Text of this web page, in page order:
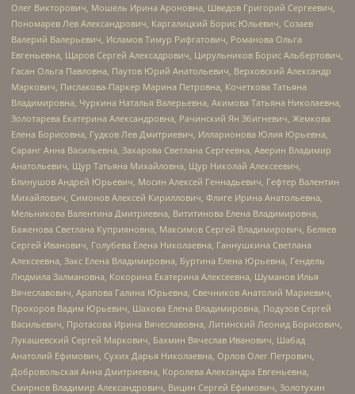
Олег Викторович, Мошель Ирина Ароновна, Шведов Григорий Сергеевич,
Пономарев Лев Александрович, Каргалицкий Борис Юльевич, Созаев
Валерий Валерьевич, Исламов Тимур Рифгатович, Романова Ольга
Евгеньевна, Щаров Сергей Алексадрович, Цирульников Борис Альбертович,
Гасан Ольга Павловна, Паутов Юрий Анатольевич, Верховский Александр
Маркович, Пислакова-Паркер Марина Петровна, Кочеткова Татьяна
Владимировна, Чуркина Наталья Валерьевна, Акимова Татьяна Николаевна,
Золотарева Екатерина Александровна, Рачинский Ян Збигневич, Жемкова
Елена Борисовна, Гудков Лев Дмитриевич, Илларионова Юлия Юрьевна,
Саранг Анна Васильевна, Захарова Светлана Сергеевна, Аверин Владимир
Анатольевич, Щур Татьяна Михайловна, Щур Николай Алексеевич,
Блинушов Андрей Юрьевич, Мосин Алексей Геннадьевич, Гефтер Валентин
Михайлович, Симонов Алексей Кириллович, Флиге Ирина Анатольевна,
Мельникова Валентина Дмитриевна, Вититинова Елена Владимировна,
Баженова Светлана Куприяновна, Максимов Сергей Владимирович, Беляев
Сергей Иванович, Голубева Елена Николаевна, Ганнушкина Светлана
Алексеевна, Закс Елена Владимировна, Буртина Елена Юрьевна, Гендель
Людмила Залмановна, Кокорина Екатерина Алексеевна, Шуманов Илья
Вячеславович, Арапова Галина Юрьевна, Свечников Анатолий Мариевич,
Прохоров Вадим Юрьевич, Шахова Елена Владимировна, Подузов Сергей
Васильевич, Протасова Ирина Вячеславовна, Литинский Леонид Борисович,
Лукашевский Сергей Маркович, Бахмин Вячеслав Иванович, Шабад
Анатолий Ефимович, Сухих Дарья Николаевна, Орлов Олег Петрович,
Добровольская Анна Дмитриевна, Королева Александра Евгеньевна,
Смирнов Владимир Александрович, Вицин Сергей Ефимович, Золотухин